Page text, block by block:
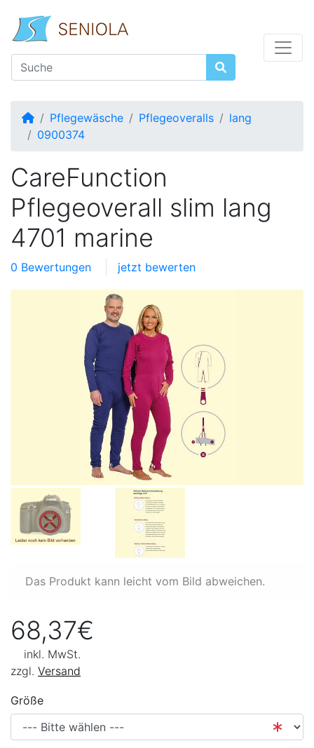
Startseite
Pflegewäsche Pflegeoveralls
lang
0900374
CareFunction
Pflegeoverall slim lang
4701 marine
0 Bewertungen jetzt bewerten
Das Produkt kann leicht vom Bild abweichen.
68,37€
inkl. MwSt.
zzgl. Versand
Größe